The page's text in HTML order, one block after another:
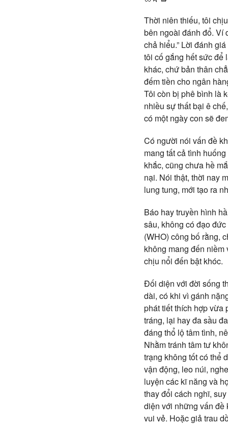
Thời niên thiếu, tôi
bên ngoài đánh đổ. Ví
chả hiểu.” Lời đánh
tôi cố gắng hết sức để
khác, chứ bản thân
đếm tiền cho ngân
Tôi còn bị phê bình là
nhiều sự thất bại ê
có một ngày con sẽ
Có người nói vấn đề
mang tất cả tình
khắc, cũng chưa hề
nại. Nói thật, thời nay
lung tung, mới tạo ra
Báo hay truyền hình
sâu, không có đạo
(WHO) công bố rằng,
không mang đến
chịu nổi đến bật khóc.
Đối diện với đời sống
dài, có khi vì gánh
phát tiết thích hợp vừa
tráng, lại hay đa sầu
đáng thổ lộ tâm tình,
Nhằm tránh tâm tư
trạng không tốt có thể
vận động, leo núi,
luyện các kĩ năng và
thay đổi cách nghĩ,
diện với những vấn đề
vui vẻ. Hoặc giả trau